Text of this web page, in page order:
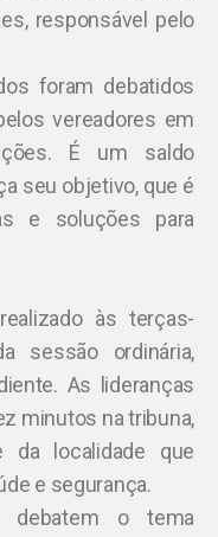
responsável pelo
foram debatidos
vereadores em
É um saldo
seu objetivo, que é
e soluções para
às terças-
sessão ordinária,
As lideranças
minutos na tribuna,
da localidade que
e segurança.
debatem o tema